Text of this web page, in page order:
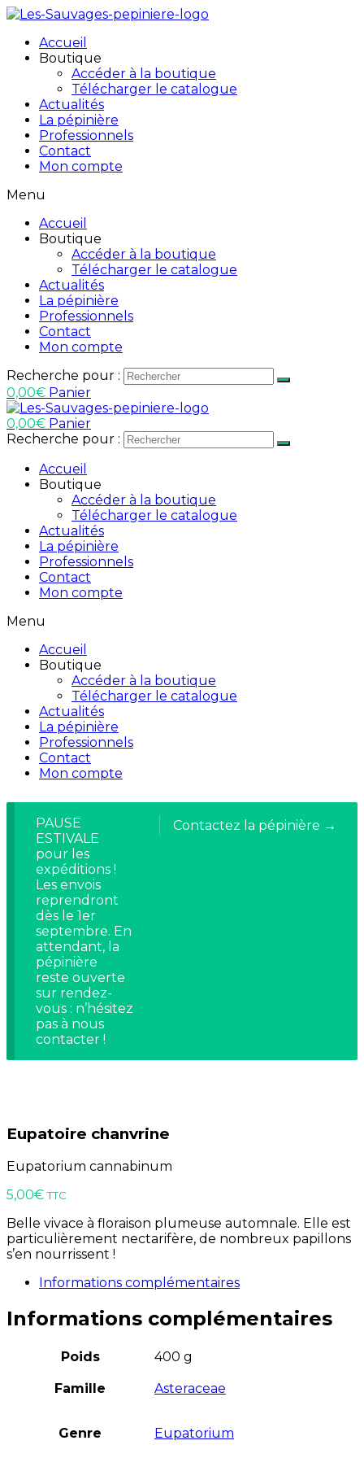
Accueil
Boutique
Accéder à la boutique
Télécharger le catalogue
Actualités
La pépinière
Professionnels
Contact
Mon compte
Menu
Accueil
Boutique
Accéder à la boutique
Télécharger le catalogue
Actualités
La pépinière
Professionnels
Contact
Mon compte
Recherche pour :
0,00€ Panier
0,00€ Panier
Recherche pour :
Accueil
Boutique
Accéder à la boutique
Télécharger le catalogue
Actualités
La pépinière
Professionnels
Contact
Mon compte
Menu
Accueil
Boutique
Accéder à la boutique
Télécharger le catalogue
Actualités
La pépinière
Professionnels
Contact
Mon compte
Contactez la pépinière →
PAUSE
ESTIVALE
pour les
expéditions !
Les envois
reprendront
dès le 1er
septembre. En
attendant, la
pépinière
reste ouverte
sur rendez-
vous : n’hésitez
pas à nous
contacter !
Eupatoire chanvrine
Eupatorium cannabinum
5,00€ TTC
Belle vivace à floraison plumeuse automnale. Elle est
particulièrement nectarifère, de nombreux papillons
s’en nourrissent !
Informations complémentaires
Informations complémentaires
Poids 400 g
Famille Asteraceae
Genre Eupatorium